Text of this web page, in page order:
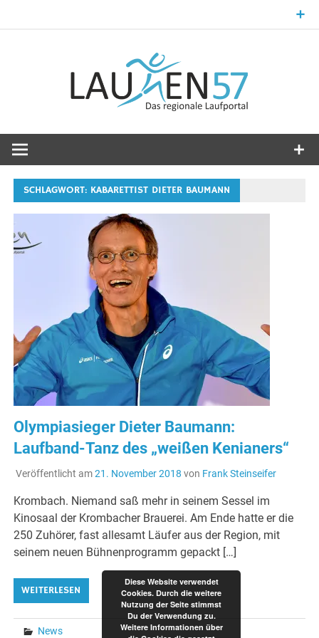
Laufen57
SCHLAGWORT: KABARETTIST DIETER BAUMANN
Olympiasieger Dieter Baumann:
Laufband-Tanz des „weißen Kenianers“
Veröffentlicht am21. November 2018 von Frank Steinseifer
Krombach. Niemand saß mehr in seinem Sessel im
Kinosaal der Krombacher Brauerei. Am Ende hatte er die
250 Zuhörer, fast allesamt Läufer aus der Region, mit
seinem neuen Bühnenprogramm gepackt […]
WEITERLESEN
News
Diese Website verwendet
Cookies. Durch die weitere
Nutzung der Seite stimmst
Du der Verwendung zu.
Weitere Informationen über